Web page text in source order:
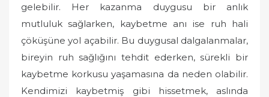
gelebilir. Her kazanma duygusu bir anlık
mutluluk sağlarken, kaybetme anı ise ruh hali
çöküşüne yol açabilir. Bu duygusal dalgalanmalar,
bireyin ruh sağlığını tehdit ederken, sürekli bir
kaybetme korkusu yaşamasına da neden olabilir.
Kendimizi kaybetmiş gibi hissetmek, aslında